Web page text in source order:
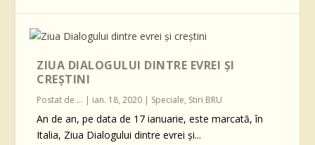
ZIUA DIALOGULUI DINTRE EVREI ȘI
CREȘTINI
Postat de ... | ian. 18, 2020 | Speciale, Stiri BRU
An de an, pe data de 17 ianuarie, este marcată, în
Italia, Ziua Dialogului dintre evrei și...